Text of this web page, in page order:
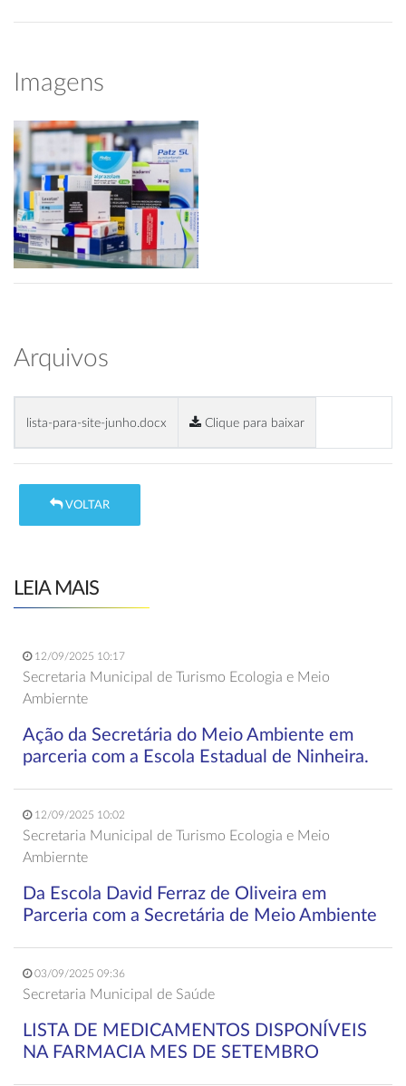
Imagens
Arquivos
lista-para-site-junho.docx Clique para baixar
VOLTAR
LEIA MAIS
12/09/2025 10:17
Secretaria Municipal de Turismo Ecologia e Meio
Ambiernte
Ação da Secretária do Meio Ambiente em
parceria com a Escola Estadual de Ninheira.
12/09/2025 10:02
Secretaria Municipal de Turismo Ecologia e Meio
Ambiernte
Da Escola David Ferraz de Oliveira em
Parceria com a Secretária de Meio Ambiente
03/09/2025 09:36
Secretaria Municipal de Saúde
LISTA DE MEDICAMENTOS DISPONÍVEIS
NA FARMACIA MES DE SETEMBRO